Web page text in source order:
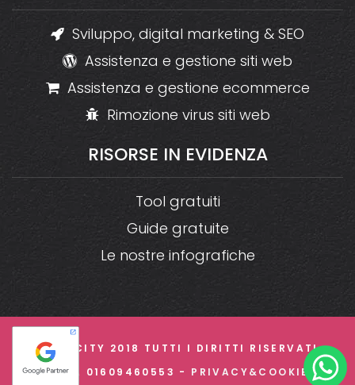
Sviluppo, digital marketing & SEO
Assistenza e gestione siti web
Assistenza e gestione ecommerce
Rimozione virus siti web
RISORSE IN EVIDENZA
Tool gratuiti
Guide gratuite
Le nostre infografiche
© CREACITY 2018 TUTTI I DIRITTI RISERVATI -
P.IVA 01609460553 - PRIVACY&COOKIE